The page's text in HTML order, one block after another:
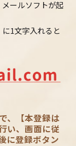
ールソフトが起
1文字入れると
、【本登録は
い、画面に従
に登録ボタン